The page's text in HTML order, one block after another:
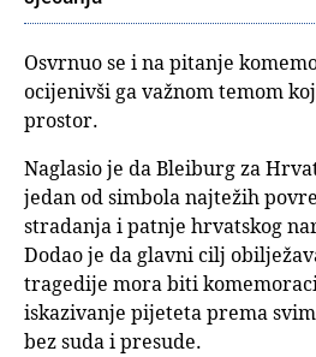
Osvrnuo se i na pitanje
ocijenivši ga važnom temom
prostor.
Naglasio je da Bleiburg za
jedan od simbola najtežih
stradanja i patnje hrvatskog
Dodao je da glavni cilj
tragedije mora biti
iskazivanje pijeteta prema
bez suda i presude.